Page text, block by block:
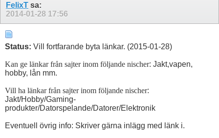
FelixT sa:
2014-01-28 17:56
Status: Vill fortfarande byta länkar. (2015-01-28)
Kan ge länkar från sajter inom följande nischer: Jakt,vapen,
hobby, lån mm.
Vill ha länkar från sajter inom följande nischer:
Jakt/Hobby/Gaming-
produkter/Datorspelande/Datorer/Elektronik
Eventuell övrig info: Skriver gärna inlägg med länk i.